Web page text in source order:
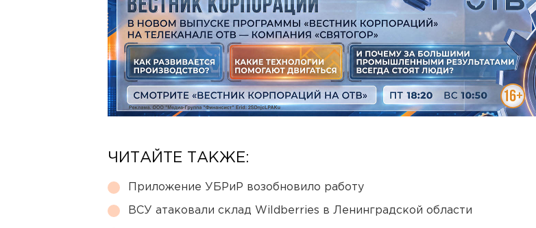
ЧИТАЙТЕ ТАКЖЕ:
Приложение УБРиР возобновило работу
ВСУ атаковали склад Wildberries в Ленинградской области